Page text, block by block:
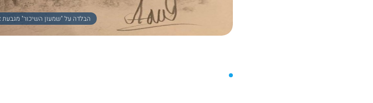
הבלדה על "שמעון השיכור" מגבעת